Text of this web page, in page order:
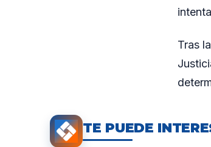
Tras
TE PUEDE